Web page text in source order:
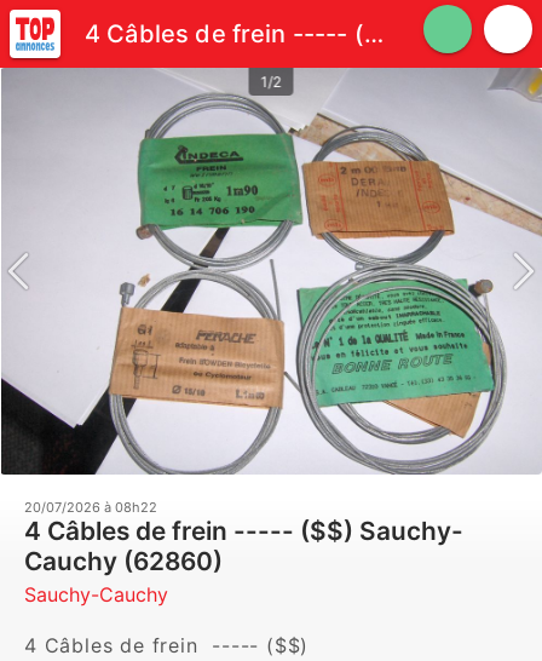
4 Câbles de frein ----- ($$)
1/2
20/07/2026 à 08h22
4 Câbles de frein ----- ($$) Sauchy-
Cauchy (62860)
Sauchy-Cauchy
4 Câbles de frein  ----- ($$)